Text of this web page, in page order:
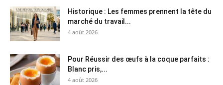
Historique : Les femmes prennent la tête du
marché du travail...
4 août 2026
Pour Réussir des œufs à la coque parfaits :
Blanc pris,...
4 août 2026